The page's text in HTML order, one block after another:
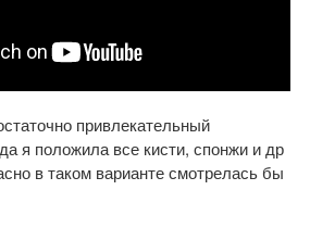
привлекательный
я положила все кисти, спонжи и др
в таком варианте смотрелась бы